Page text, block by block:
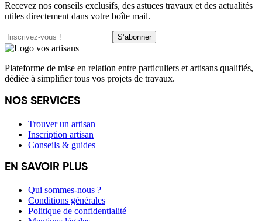
Recevez nos conseils exclusifs, des astuces travaux et des actualités
utiles directement dans votre boîte mail.
S’abonner
Plateforme de mise en relation entre particuliers et artisans qualifiés,
dédiée à simplifier tous vos projets de travaux.
NOS SERVICES
Trouver un artisan
Inscription artisan
Conseils & guides
EN SAVOIR PLUS
Qui sommes-nous ?
Conditions générales
Politique de confidentialité